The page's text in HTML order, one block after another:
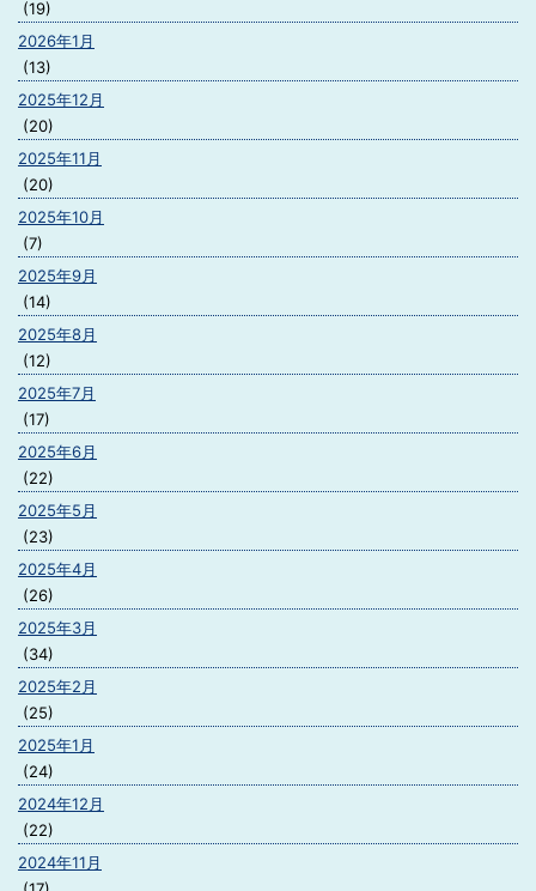
(19)
2026年1月
(13)
2025年12月
(20)
2025年11月
(20)
2025年10月
(7)
2025年9月
(14)
2025年8月
(12)
2025年7月
(17)
2025年6月
(22)
2025年5月
(23)
2025年4月
(26)
2025年3月
(34)
2025年2月
(25)
2025年1月
(24)
2024年12月
(22)
2024年11月